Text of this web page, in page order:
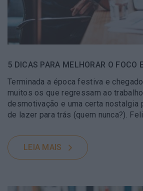
5 DICAS PARA MELHORAR O FOCO
Terminada a época festiva e
muitos os que regressam ao
desmotivação e uma certa nostalgia
de lazer para trás (quem nunca?).
LEIA MAIS